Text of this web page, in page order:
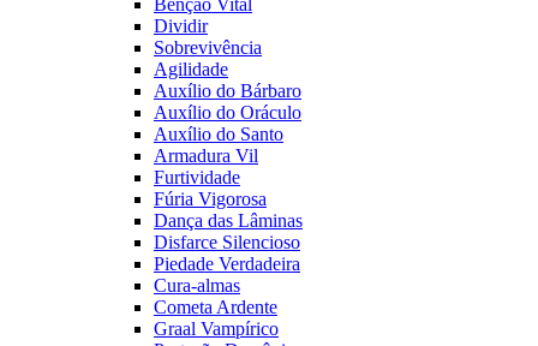
Benção Vital
Dividir
Sobrevivência
Agilidade
Auxílio do Bárbaro
Auxílio do Oráculo
Auxílio do Santo
Armadura Vil
Furtividade
Fúria Vigorosa
Dança das Lâminas
Disfarce Silencioso
Piedade Verdadeira
Cura-almas
Cometa Ardente
Graal Vampírico